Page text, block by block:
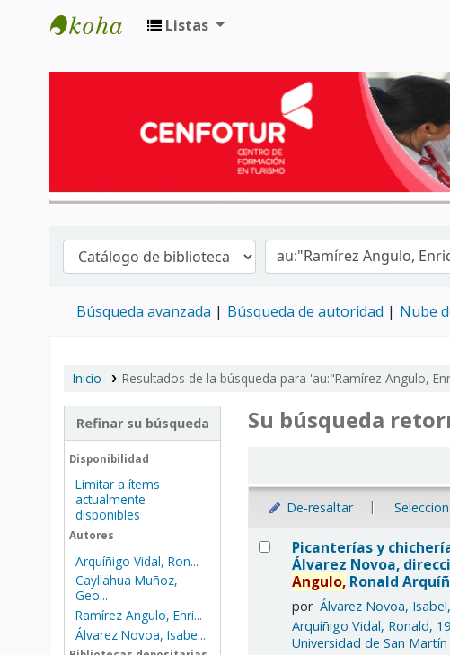
Listas
Búsqueda avanzada Búsqueda de autoridad Nube
Inicio Resultados de la búsqueda para 'au:"Ramírez Angulo,
Refinar su búsqueda
Disponibilidad
Limitar a ítems
actualmente
disponibles
Autores
Arquíñigo Vidal, Ron...
Cayllahua Muñoz,
Geo...
Ramírez Angulo, Enri...
Álvarez Novoa, Isabe...
Su búsqueda
De-resaltar
Resultados
Picanterías y
Álvarez Novoa,
Angulo, Ronald
por Álvarez Novoa, Isabel
Arquíñigo Vidal, Ronald,
Universidad de San